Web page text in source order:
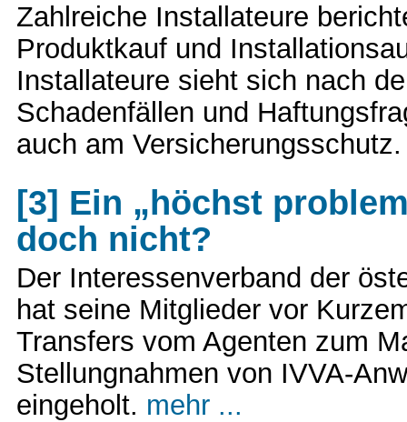
Zahlreiche Installateure
Produktkauf und
Installateure sieht sich nach
Schadenfällen und
auch am
[3] Ein „höchst
doch nicht?
Der Interessenverband der
hat seine Mitglieder vor
Transfers vom Agenten zum
Stellungnahmen von IVVA-
eingeholt. mehr ...